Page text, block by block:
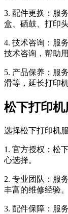
3. 配件更换：服
盒、硒鼓、打印头
4. 技术咨询：服
技术咨询，帮助
5. 产品保养：服
滑等，延长打印
松下打印
选择松下打印机
1. 官方授权：松
心选择。
2. 专业团队：服
丰富的维修经验。
3. 配件保障：服